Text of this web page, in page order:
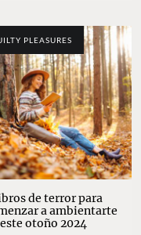
PLEASURES
de terror para
a ambientarte
otoño 2024